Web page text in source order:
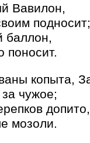
Вавилон,
подносит;
баллон,
поносит.
копыта,
чужое;
мозоли.